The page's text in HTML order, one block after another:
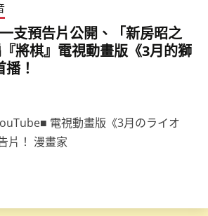
支預告片公開、「新房昭之
將棋』電視動畫版《3月的獅
！
電視動畫版《3月のライオ
片！ 漫畫家